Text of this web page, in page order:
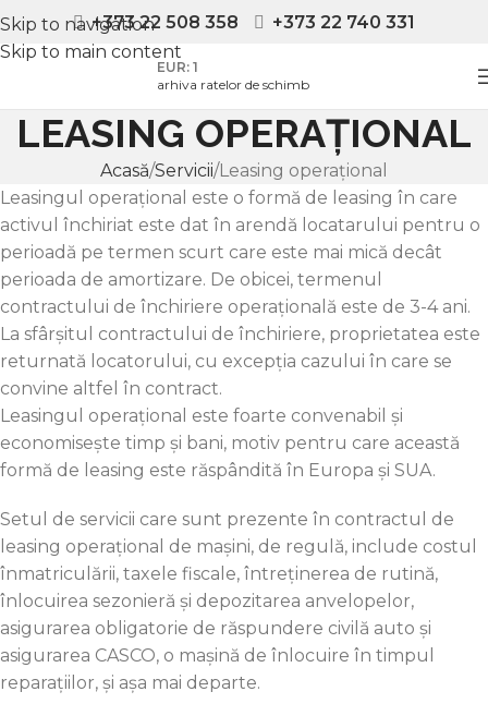
Skip to navigation
Skip to main content
+373 22 508 358 +373 22 740 331
EUR: 1
arhiva ratelor de schimb
LEASING OPERAȚIONAL
Acasă Servicii Leasing operațional
Leasingul operațional este o formă de leasing în care
activul închiriat este dat în arendă locatarului pentru o
perioadă pe termen scurt care este mai mică decât
perioada de amortizare. De obicei, termenul
contractului de închiriere operațională este de 3-4 ani.
La sfârșitul contractului de închiriere, proprietatea este
returnată locatorului, cu excepția cazului în care se
convine altfel în contract.
Leasingul operațional este foarte convenabil și
economisește timp și bani, motiv pentru care această
formă de leasing este răspândită în Europa și SUA.
Setul de servicii care sunt prezente în contractul de
leasing operațional de mașini, de regulă, include costul
înmatriculării, taxele fiscale, întreținerea de rutină,
înlocuirea sezonieră și depozitarea anvelopelor,
asigurarea obligatorie de răspundere civilă auto și
asigurarea CASCO, o mașină de înlocuire în timpul
reparațiilor, și așa mai departe.